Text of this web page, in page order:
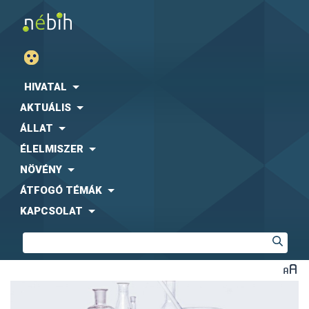
HIVATAL
AKTUÁLIS
ÁLLAT
ÉLELMISZER
NÖVÉNY
ÁTFOGÓ TÉMÁK
KAPCSOLAT